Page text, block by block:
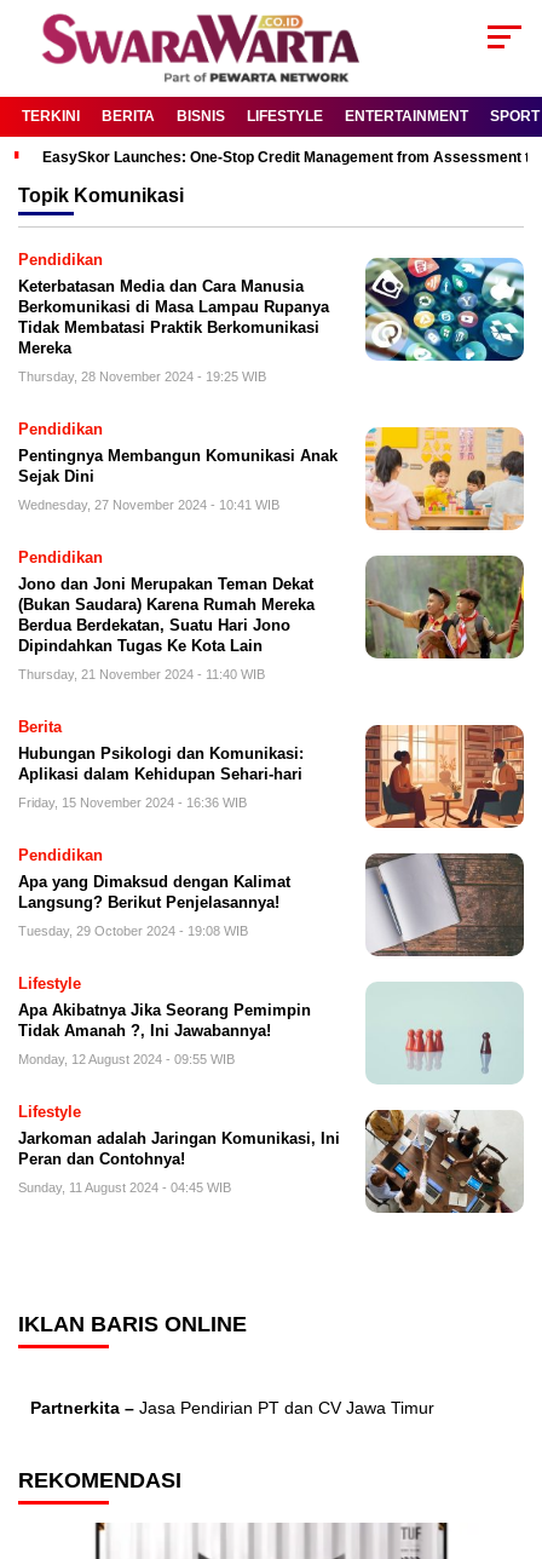
TERKINI BERITA BISNIS LIFESTYLE ENTERTAINMENT SPORT
EasySkor Launches: One-Stop Credit Management from Assessment
Topik Komunikasi
Pendidikan
Keterbatasan Media dan Cara Manusia
Berkomunikasi di Masa Lampau Rupanya
Tidak Membatasi Praktik Berkomunikasi
Mereka
Thursday, 28 November 2024 - 19:25 WIB
Pendidikan
Pentingnya Membangun Komunikasi Anak
Sejak Dini
Wednesday, 27 November 2024 - 10:41 WIB
Pendidikan
Jono dan Joni Merupakan Teman Dekat
(Bukan Saudara) Karena Rumah Mereka
Berdua Berdekatan, Suatu Hari Jono
Dipindahkan Tugas Ke Kota Lain
Thursday, 21 November 2024 - 11:40 WIB
Berita
Hubungan Psikologi dan Komunikasi:
Aplikasi dalam Kehidupan Sehari-hari
Friday, 15 November 2024 - 16:36 WIB
Pendidikan
Apa yang Dimaksud dengan Kalimat
Langsung? Berikut Penjelasannya!
Tuesday, 29 October 2024 - 19:08 WIB
Lifestyle
Apa Akibatnya Jika Seorang Pemimpin
Tidak Amanah ?, Ini Jawabannya!
Monday, 12 August 2024 - 09:55 WIB
Lifestyle
Jarkoman adalah Jaringan Komunikasi, Ini
Peran dan Contohnya!
Sunday, 11 August 2024 - 04:45 WIB
IKLAN BARIS ONLINE
Partnerkita – Jasa Pendirian PT dan CV Jawa Timur
REKOMENDASI